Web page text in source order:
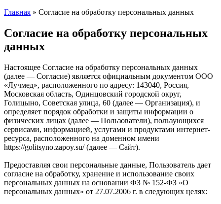
Главная » Согласие на обработку персональных данных
Согласие на обработку персональных
данных
Настоящее Согласие на обработку персональных данных
(далее — Согласие) является официальным документом ООО
«Лучмед», расположенного по адресу: 143040, Россия,
Московская область, Одинцовский городской округ,
Голицыно, Советская улица, 60 (далее — Организация), и
определяет порядок обработки и защиты информации о
физических лицах (далее — Пользователи), пользующихся
сервисами, информацией, услугами и продуктами интернет-
ресурса, расположенного на доменном имени
https://golitsyno.zapoy.su/ (далее — Сайт).
Предоставляя свои персональные данные, Пользователь дает
согласие на обработку, хранение и использование своих
персональных данных на основании ФЗ № 152-ФЗ «О
персональных данных» от 27.07.2006 г. в следующих целях: